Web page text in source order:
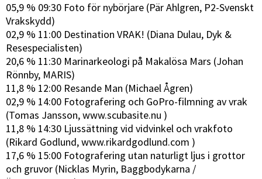
05,9 % 09:30 Foto för nybörjare (Pär Ahlgren, P2-Svenskt
Vrakskydd)
02,9 % 11:00 Destination VRAK! (Diana Dulau, Dyk &
Resespecialisten)
20,6 % 11:30 Marinarkeologi på Makalösa Mars (Johan
Rönnby, MARIS)
11,8 % 12:00 Resande Man (Michael Ågren)
02,9 % 14:00 Fotografering och GoPro-filmning av vrak
(Tomas Jansson, www.scubasite.nu )
11,8 % 14:30 Ljussättning vid vidvinkel och vrakfoto
(Rikard Godlund, www.rikardgodlund.com )
17,6 % 15:00 Fotografering utan naturligt ljus i grottor
och gruvor (Nicklas Myrin, Baggbodykarna /